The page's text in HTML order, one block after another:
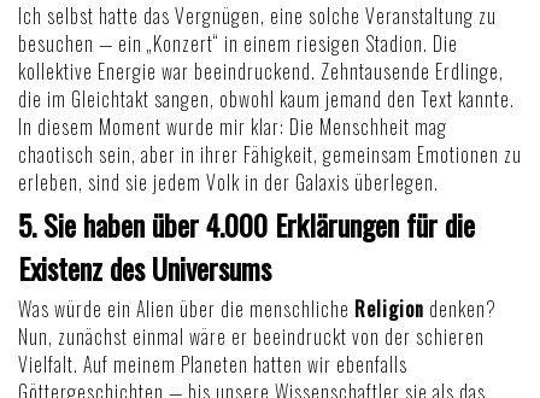
Ich selbst hatte das Vergnügen, eine solche Veranstaltung zu
besuchen — ein „Konzert“ in einem riesigen Stadion. Die
kollektive Energie war beeindruckend. Zehntausende Erdlinge,
die im Gleichtakt sangen, obwohl kaum jemand den Text kannte.
In diesem Moment wurde mir klar: Die Menschheit mag
chaotisch sein, aber in ihrer Fähigkeit, gemeinsam Emotionen zu
erleben, sind sie jedem Volk in der Galaxis überlegen.
5. Sie haben über 4.000 Erklärungen für die
Existenz des Universums
Was würde ein Alien über die menschliche Religion denken?
Nun, zunächst einmal wäre er beeindruckt von der schieren
Vielfalt. Auf meinem Planeten hatten wir ebenfalls
Göttergeschichten — bis unsere Wissenschaftler sie als das